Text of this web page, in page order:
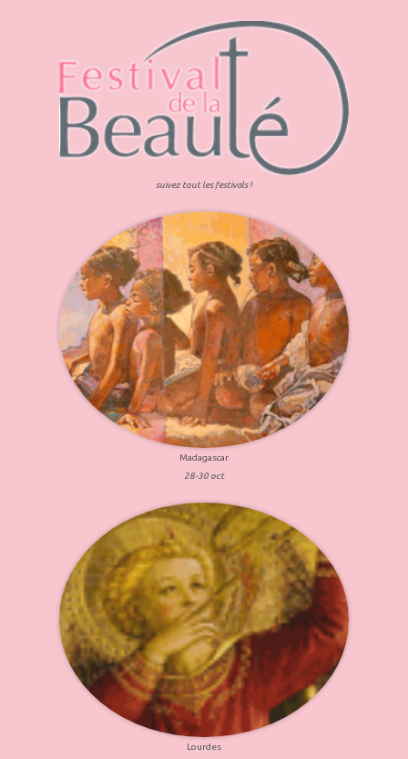
suivez tout les festivals !
Madagascar
28-30 oct
Lourdes